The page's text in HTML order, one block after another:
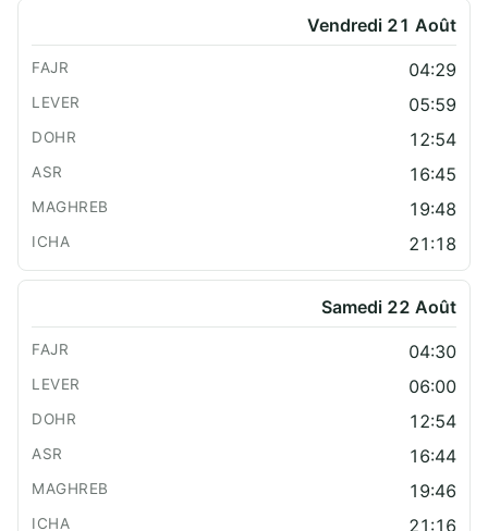
Vendredi 21 Août
04:29
05:59
12:54
16:45
19:48
21:18
Samedi 22 Août
04:30
06:00
12:54
16:44
19:46
21:16